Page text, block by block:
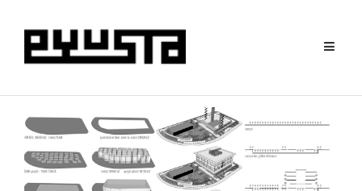
Toggle